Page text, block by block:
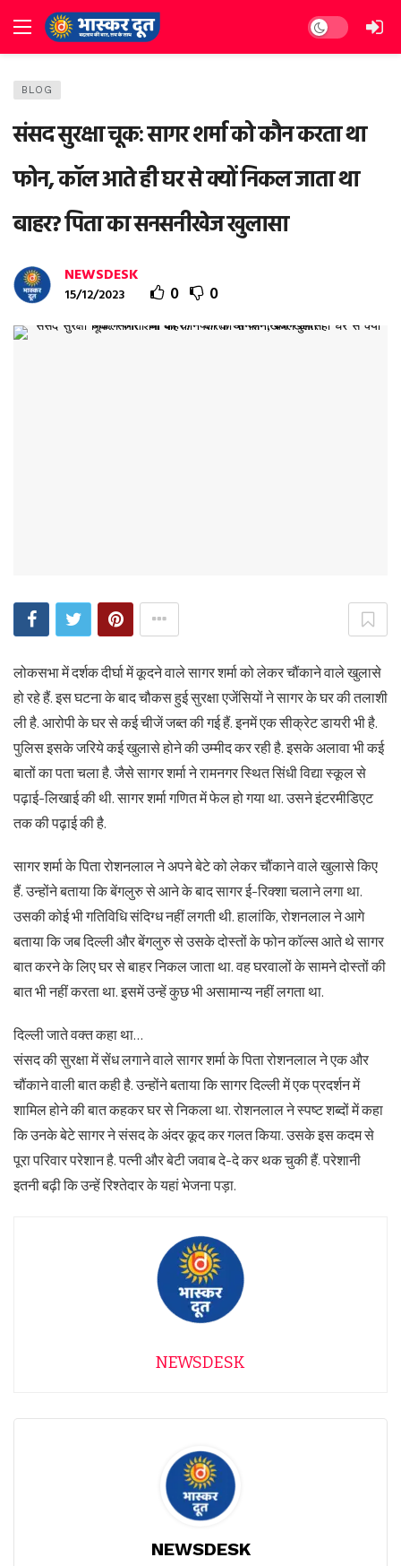
Dark mode
BLOG
संसद सुरक्षा चूक: सागर शर्मा को कौन करता था
फोन, कॉल आते ही घर से क्‍यों निकल जाता था
बाहर? पिता का सनसनीखेज खुलासा
NEWSDESK
15/12/2023 0 0
लोकसभा में दर्शक दीर्घा में कूदने वाले सागर शर्मा को लेकर चौंकाने वाले खुलासे
हो रहे हैं. इस घटना के बाद चौकस हुई सुरक्षा एजेंसियों ने सागर के घर की तलाशी
ली है. आरोपी के घर से कई चीजें जब्‍त की गई हैं. इनमें एक सीक्रेट डायरी भी है.
पुलिस इसके जरिये कई खुलासे होने की उम्‍मीद कर रही है. इसके अलावा भी कई
बातों का पता चला है. जैसे सागर शर्मा ने रामनगर स्थित सिंधी विद्या स्‍कूल से
पढ़ाई-लिखाई की थी. सागर शर्मा गणित में फेल हो गया था. उसने इंटरमीडिएट
तक की पढ़ाई की है.
सागर शर्मा के पिता रोशनलाल ने अपने बेटे को लेकर चौंकाने वाले खुलासे किए
हैं. उन्‍होंने बताया कि बेंगलुरु से आने के बाद सागर ई-रिक्‍शा चलाने लगा था.
उसकी कोई भी गतिविधि संदिग्‍ध नहीं लगती थी. हालांकि, रोशनलाल ने आगे
बताया कि जब दिल्‍ली और बेंगलुरु से उसके दोस्‍तों के फोन कॉल्‍स आते थे सागर
बात करने के लिए घर से बाहर निकल जाता था. वह घरवालों के सामने दोस्‍तों की
बात भी नहीं करता था. इसमें उन्‍हें कुछ भी असामान्‍य नहीं लगता था.
दिल्‍ली जाते वक्‍त कहा था…
संसद की सुरक्षा में सेंध लगाने वाले सागर शर्मा के पिता रोशनलाल ने एक और
चौंकाने वाली बात कही है. उन्‍होंने बताया कि सागर दिल्‍ली में एक प्रदर्शन में
शामिल होने की बात कहकर घर से निकला था. रोशनलाल ने स्‍पष्‍ट शब्‍दों में कहा
कि उनके बेटे सागर ने संसद के अंदर कूद कर गलत किया. उसके इस कदम से
पूरा परिवार परेशान है. पत्‍नी और बेटी जवाब दे-दे कर थक चुकी हैं. परेशानी
इतनी बढ़ी कि उन्‍हें रिश्‍तेदार के यहां भेजना पड़ा.
NEWSDESK
NEWSDESK